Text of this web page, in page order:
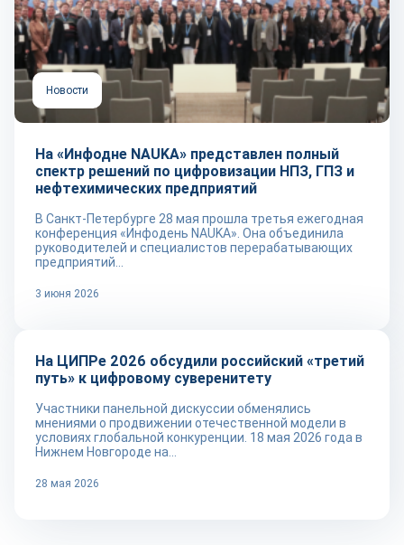
Новости
На «Инфодне NAUKA» представлен полный
спектр решений по цифровизации НПЗ, ГПЗ и
нефтехимических предприятий
В Санкт-Петербурге 28 мая прошла третья ежегодная
конференция «Инфодень NAUKA». Она объединила
руководителей и специалистов перерабатывающих
предприятий...
3 июня 2026
Новости
На ЦИПРе 2026 обсудили российский «третий
путь» к цифровому суверенитету
Участники панельной дискуссии обменялись
мнениями о продвижении отечественной модели в
условиях глобальной конкуренции. 18 мая 2026 года в
Нижнем Новгороде на...
28 мая 2026